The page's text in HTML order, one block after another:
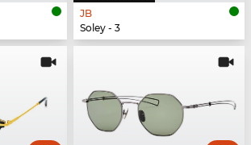
JB
Soley - 3